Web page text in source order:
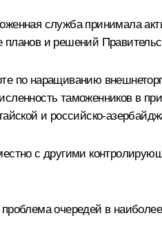
служба принимала
и решений
по наращиванию
таможенников в
и российско-
с другими
очередей в